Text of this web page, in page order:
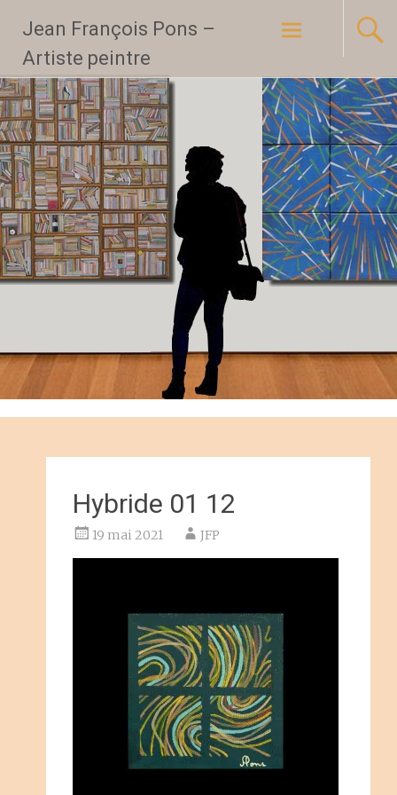
Jean François Pons –
Artiste peintre
Aller
au
principal
Hybride 01 12
19 mai 2021 JFP